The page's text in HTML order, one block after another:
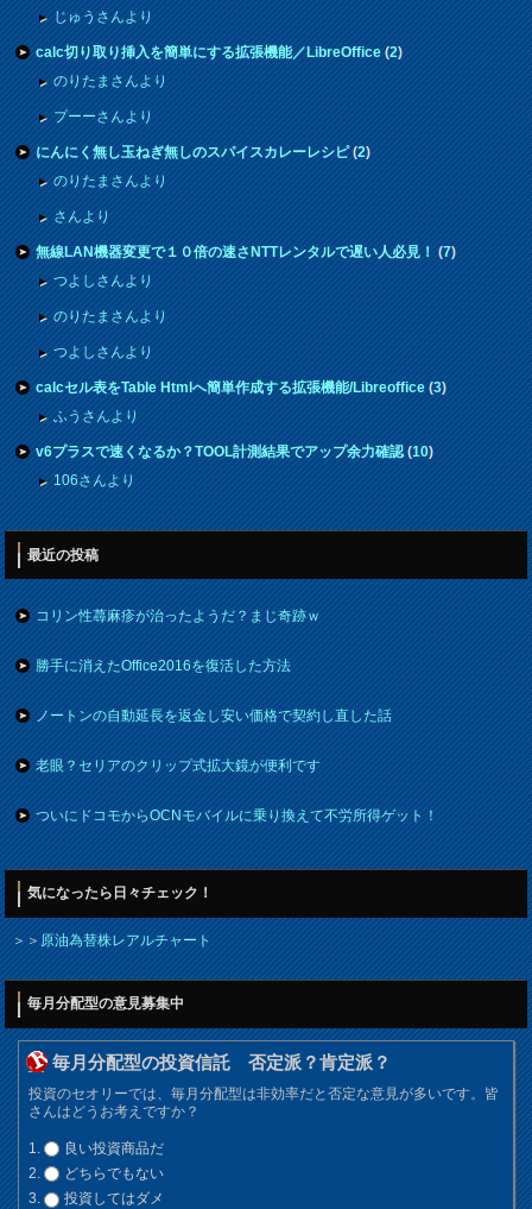
じゅうさんより
calc切り取り挿入を簡単にする拡張機能／LibreOffice(2)
のりたまさんより
プーーさんより
にんにく無し玉ねぎ無しのスパイスカレーレシピ(2)
のりたまさんより
さんより
無線LAN機器変更で１０倍の速さNTTレンタルで遅い人必見！(7)
つよしさんより
のりたまさんより
つよしさんより
calcセル表をTable Htmlへ簡単作成する拡張機能/Libreoffice(3)
ふうさんより
v6プラスで速くなるか？TOOL計測結果でアップ余力確認(10)
106さんより
最近の投稿
コリン性蕁麻疹が治ったようだ？まじ奇跡ｗ
勝手に消えたOffice2016を復活した方法
ノートンの自動延長を返金し安い価格で契約し直した話
老眼？セリアのクリップ式拡大鏡が便利です
ついにドコモからOCNモバイルに乗り換えて不労所得ゲット！
気になったら日々チェック！
＞＞原油為替株レアルチャート
毎月分配型の意見募集中
毎月分配型の投資信託 否定派？肯定派？
投資のセオリーでは、毎月分配型は非効率だと否定な意見が多いです。皆
さんはどうお考えですか？
良い投資商品だ
どちらでもない
投資してはダメ